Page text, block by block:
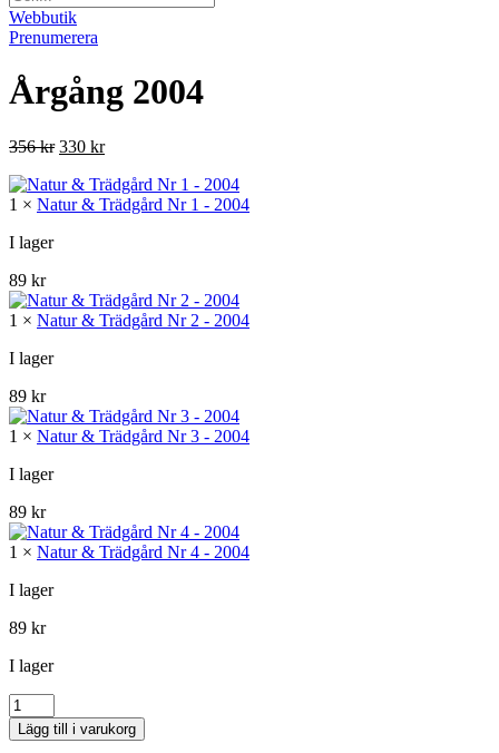
Webbutik
Prenumerera
Årgång 2004
356kr Det
priset
var:
330 krDet
priset
är:
1 × Natur & Trädgård Nr 1 - 2004
I lager
89 kr
1 × Natur & Trädgård Nr 2 - 2004
I lager
89 kr
1 × Natur & Trädgård Nr 3 - 2004
I lager
89 kr
1 × Natur & Trädgård Nr 4 - 2004
I lager
89 kr
I lager
Årgång
2004
mängd
Lägg till i varukorg